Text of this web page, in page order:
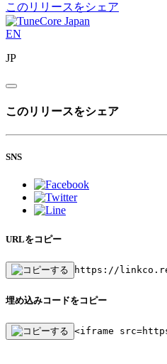
このリリースをシェア
EN
JP
このリリースをシェア
SNS
URLをコピー
https://linkco.re/
埋め込みコードをコピー
<iframe